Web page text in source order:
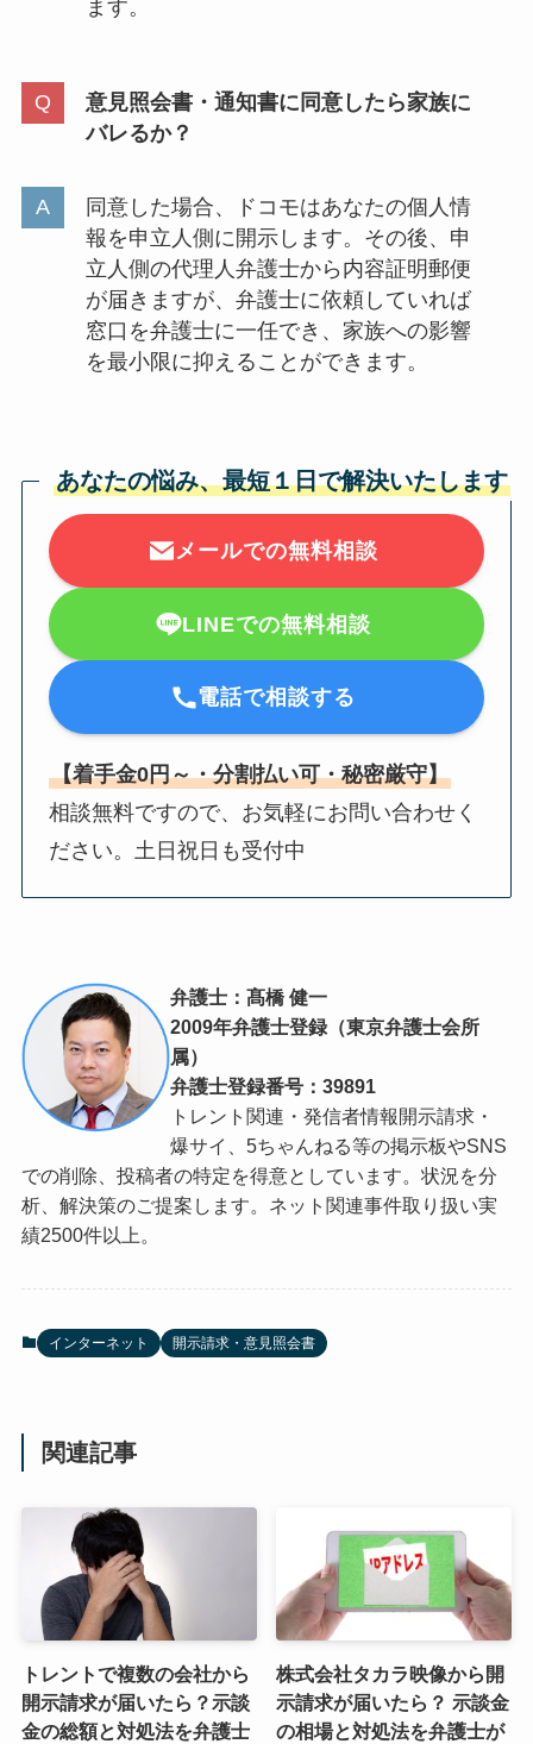
ます。
意見照会書・通知書に同意したら家族に
バレるか？
同意した場合、ドコモはあなたの個人情
報を申立人側に開示します。その後、申
立人側の代理人弁護士から内容証明郵便
が届きますが、弁護士に依頼していれば
窓口を弁護士に一任でき、家族への影響
を最小限に抑えることができます。
あなたの悩み、最短１日で解決いたします
メールでの無料相談
LINEでの無料相談
電話で相談する
【着手金0円～・分割払い可・秘密厳守】
相談無料ですので、お気軽にお問い合わせく
ださい。土日祝日も受付中
弁護士：髙橋 健一
2009年弁護士登録（東京弁護士会所
属）
弁護士登録番号：39891
トレント関連・発信者情報開示請求・
爆サイ、5ちゃんねる等の掲示板やSNS
での削除、投稿者の特定を得意としています。状況を分
析、解決策のご提案します。ネット関連事件取り扱い実
績2500件以上。
インターネット 開示請求・意見照会書
関連記事
トレントで複数の会社から
開示請求が届いたら？示談
金の総額と対処法を弁護士
株式会社タカラ映像から開
示請求が届いたら？ 示談金
の相場と対処法を弁護士が